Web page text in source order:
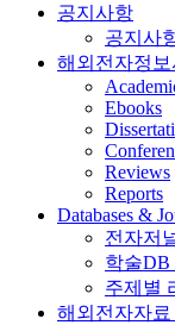
공지사항
공지사
해외전자정
Ebooks
Reviews
Reports
Databases &
전자저
학술DB
주제별
해외전자자료